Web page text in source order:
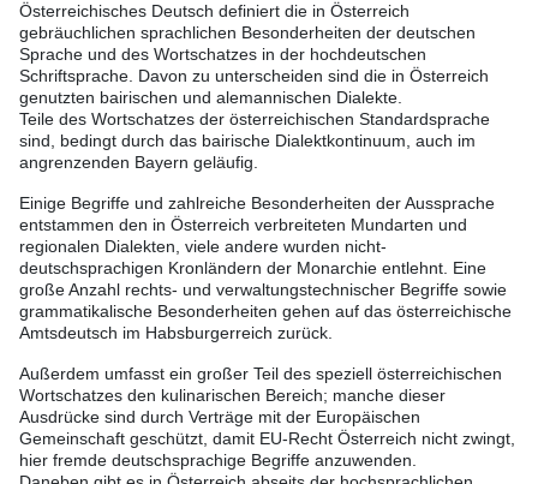
Österreichisches Deutsch definiert die in Österreich
gebräuchlichen sprachlichen Besonderheiten der deutschen
Sprache und des Wortschatzes in der hochdeutschen
Schriftsprache. Davon zu unterscheiden sind die in Österreich
genutzten bairischen und alemannischen Dialekte.
Teile des Wortschatzes der österreichischen Standardsprache
sind, bedingt durch das bairische Dialektkontinuum, auch im
angrenzenden Bayern geläufig.
Einige Begriffe und zahlreiche Besonderheiten der Aussprache
entstammen den in Österreich verbreiteten Mundarten und
regionalen Dialekten, viele andere wurden nicht-
deutschsprachigen Kronländern der Monarchie entlehnt. Eine
große Anzahl rechts- und verwaltungstechnischer Begriffe sowie
grammatikalische Besonderheiten gehen auf das österreichische
Amtsdeutsch im Habsburgerreich zurück.
Außerdem umfasst ein großer Teil des speziell österreichischen
Wortschatzes den kulinarischen Bereich; manche dieser
Ausdrücke sind durch Verträge mit der Europäischen
Gemeinschaft geschützt, damit EU-Recht Österreich nicht zwingt,
hier fremde deutschsprachige Begriffe anzuwenden.